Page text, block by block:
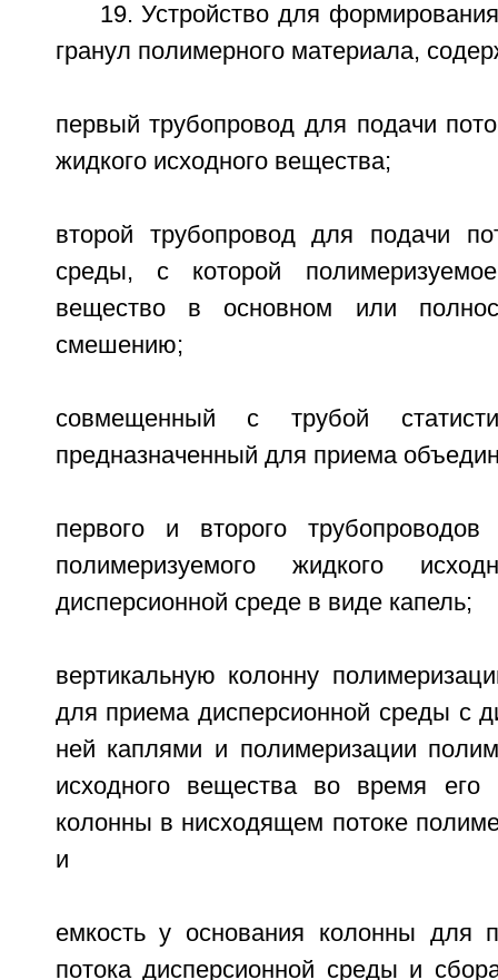
19. Устройство для
гранул полимерного материала,
первый трубопровод для подачи
жидкого исходного вещества;
второй трубопровод для подачи
среды, с которой
вещество в основном или
смешению;
совмещенный с трубой
предназначенный для приема
первого и второго трубопроводов
полимеризуемого жидкого
дисперсионной среде в виде капель;
вертикальную колонну
для приема дисперсионной среды с
ней каплями и полимеризации
исходного вещества во время его
колонны в нисходящем потоке
и
емкость у основания колонны для
потока дисперсионной среды и